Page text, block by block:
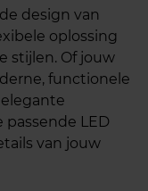
design van
oplossing
stijlen. Of jouw
functionele
LED
van jouw